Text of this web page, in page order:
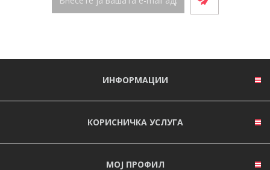
ИНФОРМАЦИИ
КОРИСНИЧКА УСЛУГА
МОЈ ПРОФИЛ